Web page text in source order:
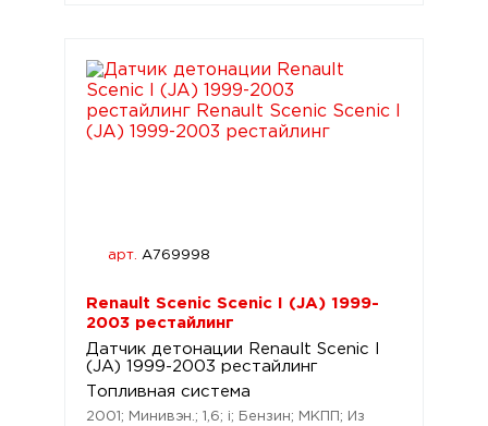
арт. A769998
Renault Scenic Scenic I (JA) 1999-
2003 рестайлинг
Датчик детонации Renault Scenic I
(JA) 1999-2003 рестайлинг
Топливная система
2001; Минивэн.; 1,6; i; Бензин; МКПП; Из